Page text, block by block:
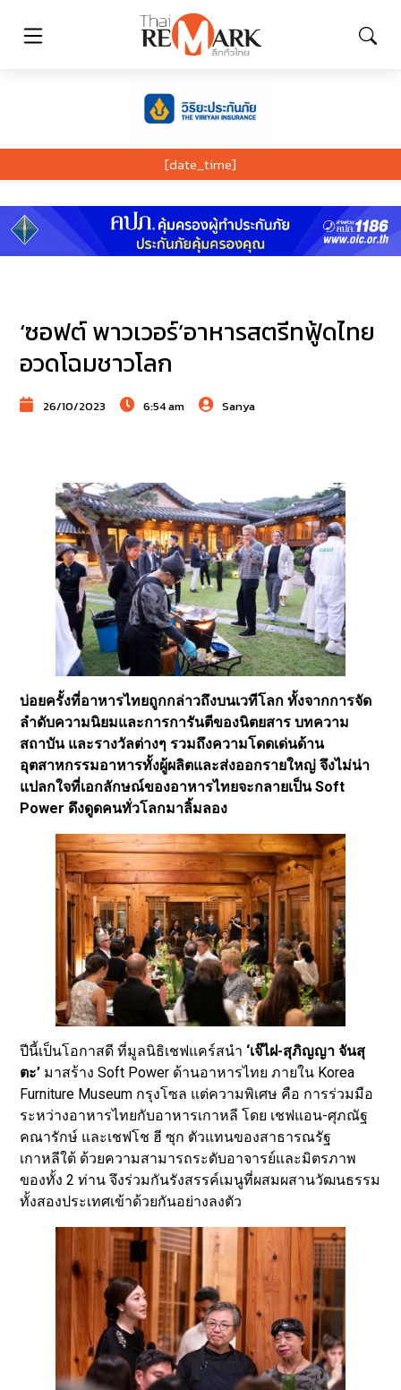
[date_time]
‘ซอฟต์ พาวเวอร์’อาหารสตรีทฟู้ดไทย
อวดโฉมชาวโลก
26/10/2023 6:54 am Sanya
บ่อยครั้งที่อาหารไทยถูกกล่าวถึงบนเวทีโลก ทั้งจากการจัด
ลำดับความนิยมและการการันตีของนิตยสาร บทความ
สถาบัน และรางวัลต่างๆ รวมถึงความโดดเด่นด้าน
อุตสาหกรรมอาหารทั้งผู้ผลิตและส่งออกรายใหญ่ จึงไม่น่า
แปลกใจที่เอกลักษณ์ของอาหารไทยจะกลายเป็น Soft
Power ดึงดูดคนทั่วโลกมาลิ้มลอง
ปีนี้เป็นโอกาสดี ที่มูลนิธิเชฟแคร์สนำ ‘เจ๊ไฝ-สุภิญญา จันสุ
ตะ’ มาสร้าง Soft Power ด้านอาหารไทย ภายใน Korea
Furniture Museum กรุงโซล แต่ความพิเศษ คือ การร่วมมือ
ระหว่างอาหารไทยกับอาหารเกาหลี โดย เชฟแอน-ศุภณัฐ
คณารักษ์ และเชฟโช ฮี ซุก ตัวแทนของสาธารณรัฐ
เกาหลีใต้ ด้วยความสามารถระดับอาจารย์และมิตรภาพ
ของทั้ง 2 ท่าน จึงร่วมกันรังสรรค์เมนูที่ผสมผสานวัฒนธรรม
ทั้งสองประเทศเข้าด้วยกันอย่างลงตัว